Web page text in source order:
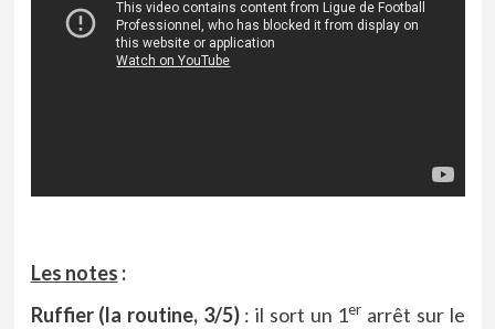
Les notes :
Ruffier (la routine, 3/5) : il sort un 1er arrêt sur le